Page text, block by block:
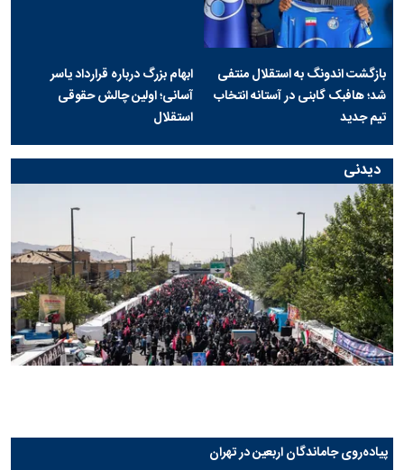
بازگشت اندونگ به استقلال منتفی
شد؛ هافبک گابنی در آستانه انتخاب
تیم جدید
ابهام بزرگ درباره قرارداد یاسر
آسانی؛ اولین چالش حقوقی
استقلال
دیدنی
پیاده‌روی جاماندگان اربعین در تهران